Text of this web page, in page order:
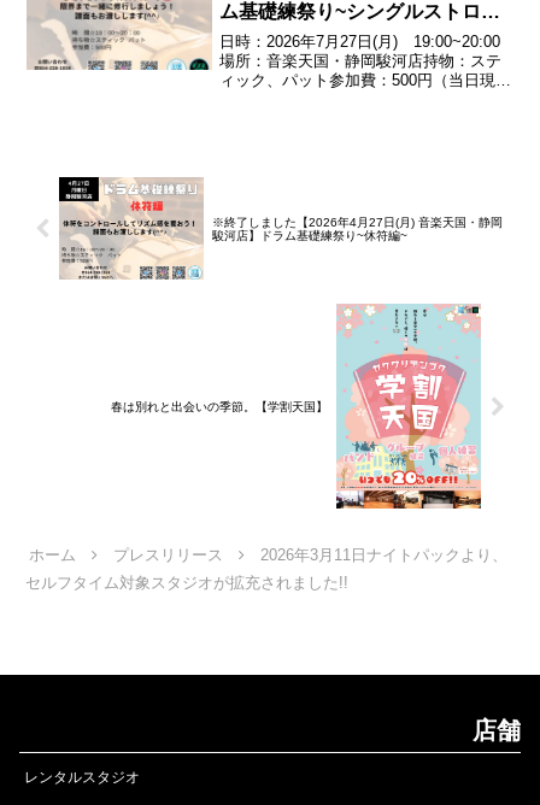
ム基礎練祭り~シングルストロー
ク編Vol.3~
日時：2026年7月27日(月) 19:00~20:00
場所：音楽天国・静岡駿河店持物：ステ
ィック、パット参加費：500円（当日現金
※終了しました【2026年4月27日(月) 音楽天国・静岡
駿河店】ドラム基礎練祭り~休符編~
春は別れと出会いの季節。【学割天国】
ホーム プレスリリース
2026年3月11日ナイトパックより、
セルフタイム対象スタジオが拡充されました!!
店舗
レンタルスタジオ